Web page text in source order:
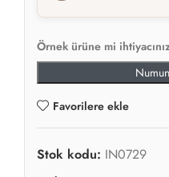
Örnek ürüne mi
Favorilere ekle
Stok kodu: IN0729